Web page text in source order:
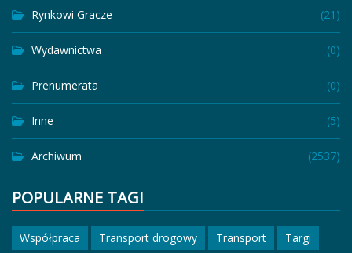
Rynkowi Gracze (21)
Wydawnictwa (0)
Prenumerata (0)
Inne (5)
Archiwum (2537)
POPULARNE TAGI
Współpraca Transport drogowy Transport
Targi